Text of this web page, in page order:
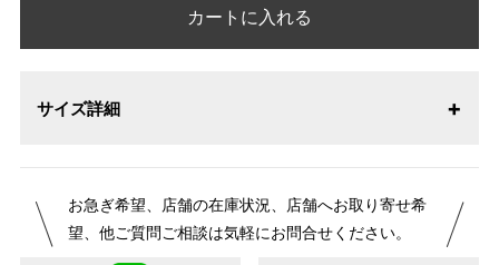
カートに入れる
サイズ詳細
お急ぎ希望、店舗の在庫状況、店舗へお取り寄せ希
望、他ご質問ご相談は気軽にお問合せください。